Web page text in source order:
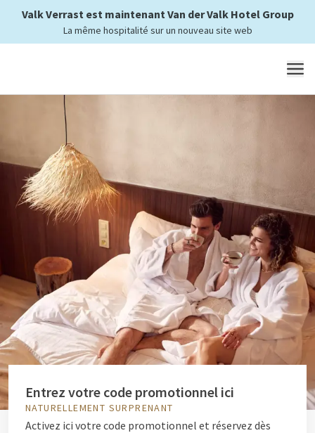
Valk Verrast est maintenant Van der Valk Hotel Group
La même hospitalité sur un nouveau site web
MENU
Entrez votre code promotionnel ici
NATURELLEMENT SURPRENANT
Activez ici votre code promotionnel et réservez dès